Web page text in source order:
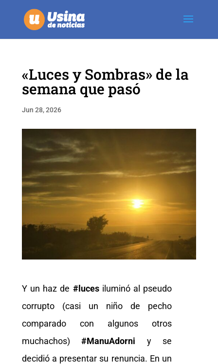
«Luces y Sombras» de la
semana que pasó
Jun 28, 2026
Y un haz de #lucesiluminó al pseudo
corrupto (casi un niño de pecho
comparado con algunos otros
muchachos)#ManuAdorni y se
decidió a presentar su renuncia. En un